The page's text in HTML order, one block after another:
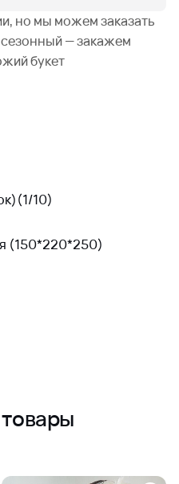
но мы можем заказать
сезонный — закажем
букет
10)
(150*220*250)